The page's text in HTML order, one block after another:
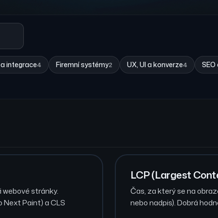
integrace4 Firemní systémy2 UX, UI a konverze4
stránky.
Paint) a CLS
LCP (Largest
Čas, za který se na
nebo nadpis). Dobrá